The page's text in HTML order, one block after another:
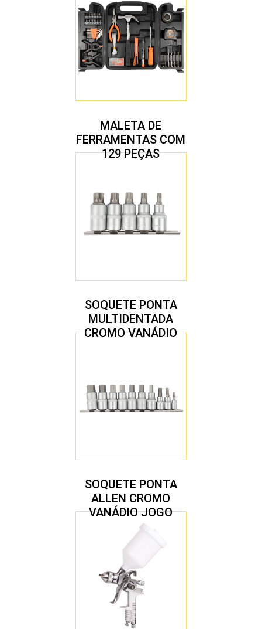
MALETA DE
FERRAMENTAS COM
129 PEÇAS
SOQUETE PONTA
MULTIDENTADA
CROMO VANÁDIO
SOQUETE PONTA
ALLEN CROMO
VANÁDIO JOGO
COM 10 PEÇAS